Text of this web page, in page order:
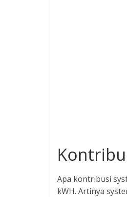
Apa kontribusi
kWH. Artinya